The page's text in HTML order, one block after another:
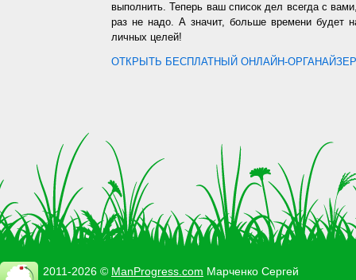
выполнить. Теперь ваш список дел всегда с
раз не надо. А значит, больше времени будет
личных целей!
ОТКРЫТЬ БЕСПЛАТНЫЙ ОНЛАЙН-
2011-2026 © ManProgress.com Марченко Сергей